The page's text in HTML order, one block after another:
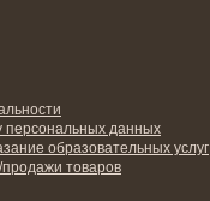
персональных данных
образовательных услуг
товаров